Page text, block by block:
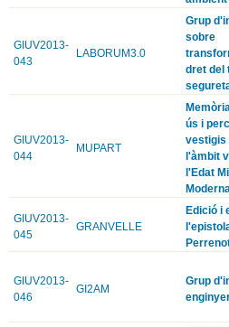
GIUV2013-
043
LABORUM3.0
Grup
sobre
dret del
GIUV2013-
044
MUPART
ús i
vestigis
l'àmbit
l'Edat
Moderna
GIUV2013-
045
GRANVELLE
Edició i
GIUV2013-
046
GI2AM
Grup